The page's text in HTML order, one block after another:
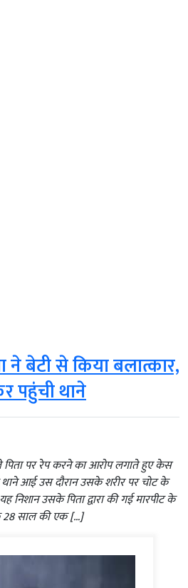
ने बेटी से किया बलात्कार,
पहुंची थाने
पर रेप करने का आरोप लगाते हुए केस
आई उस दौरान उसके शरीर पर चोट के
निशान उसके पिता द्वारा की गई मारपीट के
28 साल की एक […]